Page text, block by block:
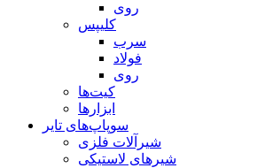
روی
کلیپس
سرب
فولاد
روی
کیت‌ها
ابزارها
سوپاپ‌های تایر
شیرآلات فلزی
شیرهای لاستیکی